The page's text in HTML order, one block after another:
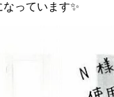
っています✨